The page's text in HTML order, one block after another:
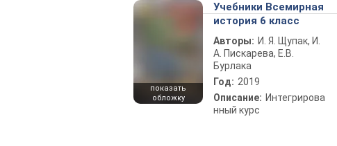
показать
обложку
Учебники Всемирная
история 6 класс
Авторы: И. Я. Щупак, И.
А. Пискарева, Е.В.
Бурлака
Год: 2019
Описание: Интегрирова
нный курс